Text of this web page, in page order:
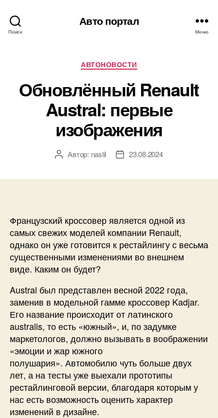
Поиск
Авто портал
Меню
Рубрики
АВТОНОВОСТИ
Обновлённый Renault
Austral: первые
изображения
АвторАвтор: naslil
Дата23.08.2024
Французский кроссовер является одной из
самых свежих моделей компании Renault,
однако он уже готовится к рестайлингу с весьма
существенными изменениями во внешнем
виде. Каким он будет?
Austral был представлен весной 2022 года,
заменив в модельной гамме кроссовер Kadjar.
Его название происходит от латинского
australis, то есть «южный», и, по задумке
маркетологов, должно вызывать в воображении
«эмоции и жар южного
полушария». Автомобилю чуть больше двух
лет, а на тесты уже выехали прототипы
рестайлинговой версии, благодаря которым у
нас есть возможность оценить характер
изменений в дизайне.